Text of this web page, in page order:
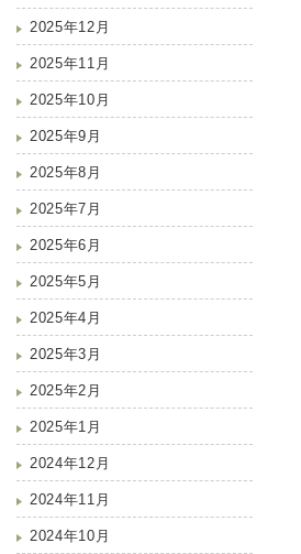
2025年12月
2025年11月
2025年10月
2025年9月
2025年8月
2025年7月
2025年6月
2025年5月
2025年4月
2025年3月
2025年2月
2025年1月
2024年12月
2024年11月
2024年10月